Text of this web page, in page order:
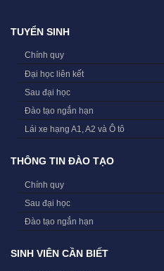
TUYỂN SINH
Chính quy
Đại học liên kết
Sau đại học
Đào tạo ngắn hạn
Lái xe hạng A1, A2 và Ô tô
THÔNG TIN ĐÀO TẠO
Chính quy
Sau đại học
Đào tạo ngắn hạn
SINH VIÊN CẦN BIẾT